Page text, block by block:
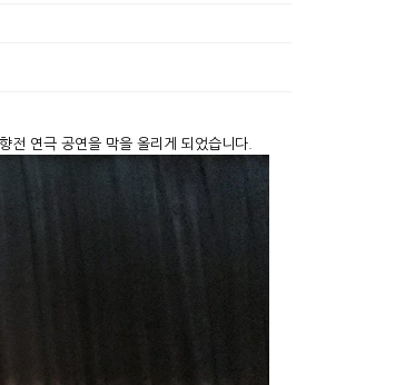
전 연극 공연을 막을 올리게 되었습니다.